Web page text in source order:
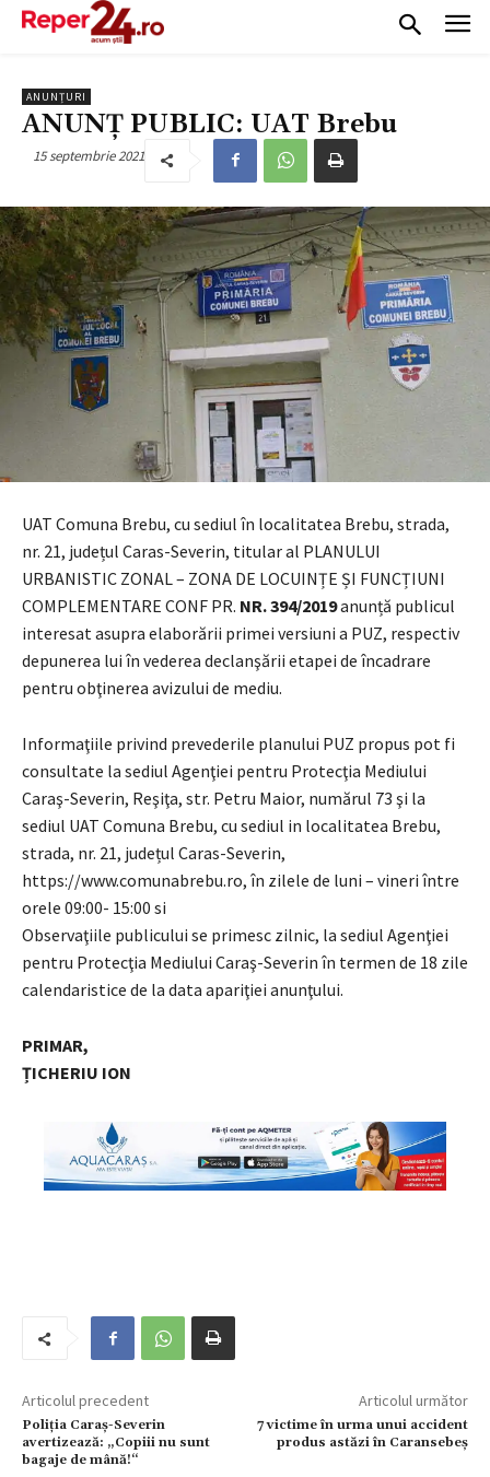
ANUNȚURI
ANUNȚ PUBLIC: UAT Brebu
15 septembrie 2021
UAT Comuna Brebu, cu sediul în localitatea Brebu, strada,
nr. 21, județul Caras-Severin, titular al PLANULUI
URBANISTIC ZONAL – ZONA DE LOCUINȚE ȘI FUNCȚIUNI
COMPLEMENTARE CONF PR. NR. 394/2019anunță publicul
interesat asupra elaborării primei versiuni a PUZ, respectiv
depunerea lui în vederea declanşării etapei de încadrare
pentru obţinerea avizului de mediu.
Informaţiile privind prevederile planului PUZ propus pot fi
consultate la sediul Agenţiei pentru Protecţia Mediului
Caraş-Severin, Reşiţa, str. Petru Maior, numărul 73 şi la
sediul UAT Comuna Brebu, cu sediul in localitatea Brebu,
strada, nr. 21, județul Caras-Severin,
https://www.comunabrebu.ro, în zilele de luni – vineri între
orele 09:00- 15:00 si
Observaţiile publicului se primesc zilnic, la sediul Agenţiei
pentru Protecţia Mediului Caraş-Severin în termen de 18 zile
calendaristice de la data apariţiei anunţului.
PRIMAR,
ȚICHERIU ION
Articolul precedent
Poliția Caraș-Severin
avertizează: „Copiii nu sunt
bagaje de mână!“
Articolul următor
7 victime în urma unui accident
produs astăzi în Caransebeș